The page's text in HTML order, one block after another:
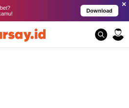
Download
×